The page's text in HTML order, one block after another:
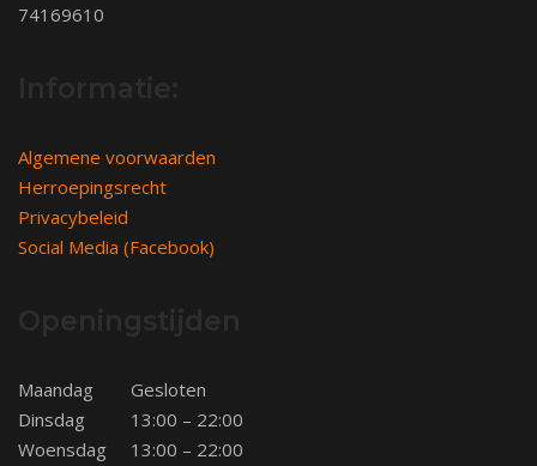
74169610
Algemene voorwaarden
Herroepingsrecht
Privacybeleid
Social Media (Facebook)
Maandag
Gesloten
Dinsdag
13:00 – 22:00
Woensdag
13:00 – 22:00